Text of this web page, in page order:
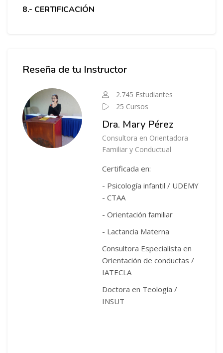
8.- CERTIFICACIÓN
Reseña de tu Instructor
2.745 Estudiantes
25 Cursos
Dra. Mary Pérez
Consultora en Orientadora
Familiar y Conductual
Certificada en:
- Psicología infantil / UDEMY
- CTAA
- Orientación familiar
- Lactancia Materna
Consultora Especialista en
Orientación de conductas /
IATECLA
Doctora en Teología /
INSUT